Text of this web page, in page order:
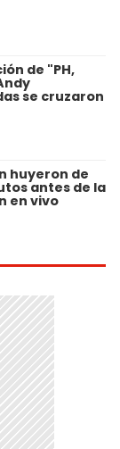
de "PH,
se cruzaron
huyeron de
antes de la
en vivo